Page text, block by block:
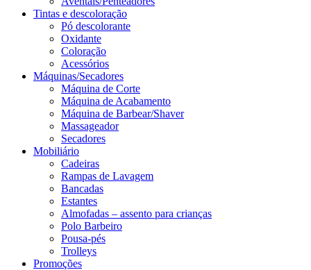
Tintas e descoloração
Pó descolorante
Oxidante
Coloração
Acessórios
Máquinas/Secadores
Máquina de Corte
Máquina de Acabamento
Máquina de Barbear/Shaver
Massageador
Secadores
Mobiliário
Cadeiras
Rampas de Lavagem
Bancadas
Estantes
Almofadas – assento para crianças
Polo Barbeiro
Pousa-pés
Trolleys
Promoções